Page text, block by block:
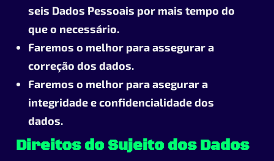
seis Dados Pessoais por mais tempo do
que o necessário.
Faremos o melhor para assegurar a
correção dos dados.
Faremos o melhor para asegurar a
integridade e confidencialidade dos
dados.
Direitos do Sujeito dos Dados